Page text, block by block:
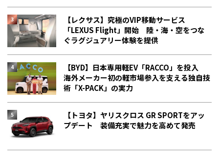
【レクサス】究極のVIP移動サービス
「LEXUS Flight」開始 陸・海・空をつな
ぐラグジュアリー体験を提供
【BYD】日本専用軽EV「RACCO」を投入
海外メーカー初の軽市場参入を支える独自技
術「X-PACK」の実力
【トヨタ】ヤリスクロス GR SPORTをアッ
プデート 装備充実で魅力を高めて発売